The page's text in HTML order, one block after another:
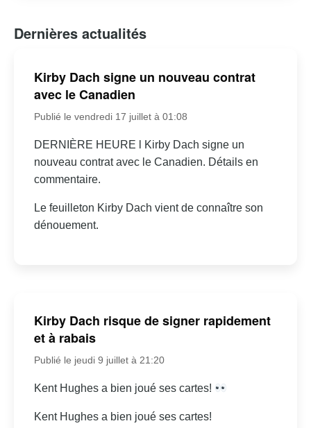
Dernières actualités
Kirby Dach signe un nouveau contrat
avec le Canadien
Publié le vendredi 17 juillet à 01:08
DERNIÈRE HEURE l Kirby Dach signe un
nouveau contrat avec le Canadien. Détails en
commentaire.
Le feuilleton Kirby Dach vient de connaître son
dénouement.
Kirby Dach risque de signer rapidement
et à rabais
Publié le jeudi 9 juillet à 21:20
Kent Hughes a bien joué ses cartes!
Kent Hughes a bien joué ses cartes!